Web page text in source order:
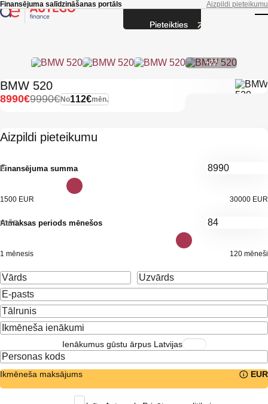
Skip to main content
Finansējuma salīdzināšanas portāls Aizpildi pieteikumu
+22
BMW 520
No112€mēn.
9990€
8990€
Aizpildi pieteikumu
Finansējuma summa
€
1500 EUR 30000 EUR
Atmaksas periods mēnešos
mēn.
1 mēnesis 120 mēneši
Ienākumus gūstu ārpus Latvijas
Ikmēneša maksājums EUR